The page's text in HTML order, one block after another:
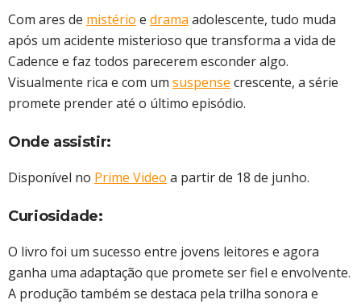
Com ares de mistério e drama adolescente, tudo muda
após um acidente misterioso que transforma a vida de
Cadence e faz todos parecerem esconder algo.
Visualmente rica e com um suspense crescente, a série
promete prender até o último episódio.
Onde assistir:
Disponível no Prime Video a partir de 18 de junho.
Curiosidade:
O livro foi um sucesso entre jovens leitores e agora
ganha uma adaptação que promete ser fiel e envolvente.
A produção também se destaca pela trilha sonora e